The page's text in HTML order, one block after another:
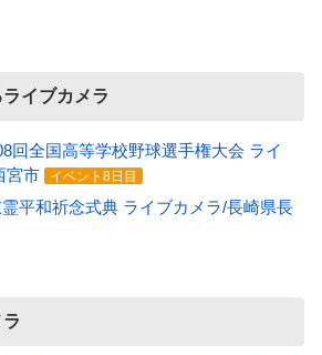
イブカメラ
回全国高等学校野球選手権大会 ライ
宮市
イベント8日目
平和祈念式典 ライブカメラ/長崎県長